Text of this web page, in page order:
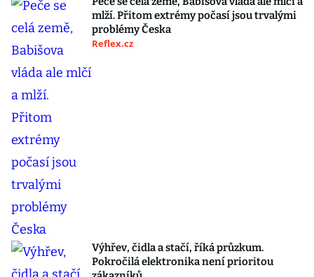
mlží. Přitom extrémy počasí jsou trvalými
problémy Česka
Reflex.cz
Výhřev, čidla a stačí, říká průzkum.
Pokročilá elektronika není prioritou